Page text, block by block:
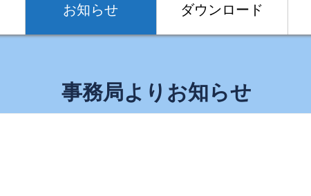
お知らせ ダウンロード
事務局よりお知らせ